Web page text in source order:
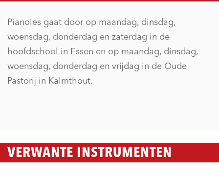
Pianoles gaat door op maandag, dinsdag,
woensdag, donderdag en zaterdag in de
hoofdschool in Essen en op maandag, dinsdag,
woensdag, donderdag en vrijdag in de Oude
Pastorij in Kalmthout.
VERWANTE INSTRUMENTEN